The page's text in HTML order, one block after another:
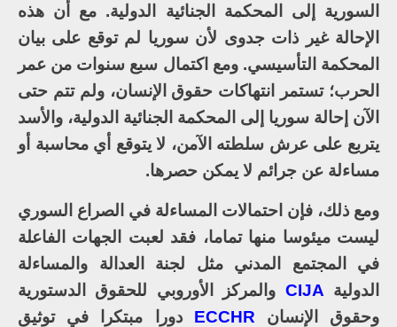
السورية إلى المحكمة الجنائية الدولية. مع أن هذه
الإحالة غير ذات جدوى لأن سوريا لم توقع على بيان
المحكمة التأسيسي. ومع اكتمال سبع سنوات من عمر
الحرب؛ تستمر انتهاكات حقوق الإنسان، ولم تتم حتى
الآن إحالة سوريا إلى المحكمة الجنائية الدولية، والأسد
يتربع على عرش سلطته الآمن، لا يتوقع أي محاسبة أو
مساءلة عن جرائم لا يمكن حصرها.
ومع ذلك، فإن احتمالات المساءلة في الصراع السوري
ليست ميئوسا منها تماما، فقد لعبت الجهات الفاعلة
في المجتمع المدني مثل لجنة العدالة والمساءلة
الدولية CIJAوالمركز الأوروبي للحقوق الدستورية
وحقوق الإنسان ECCHR دورا مبتكرا في توثيق